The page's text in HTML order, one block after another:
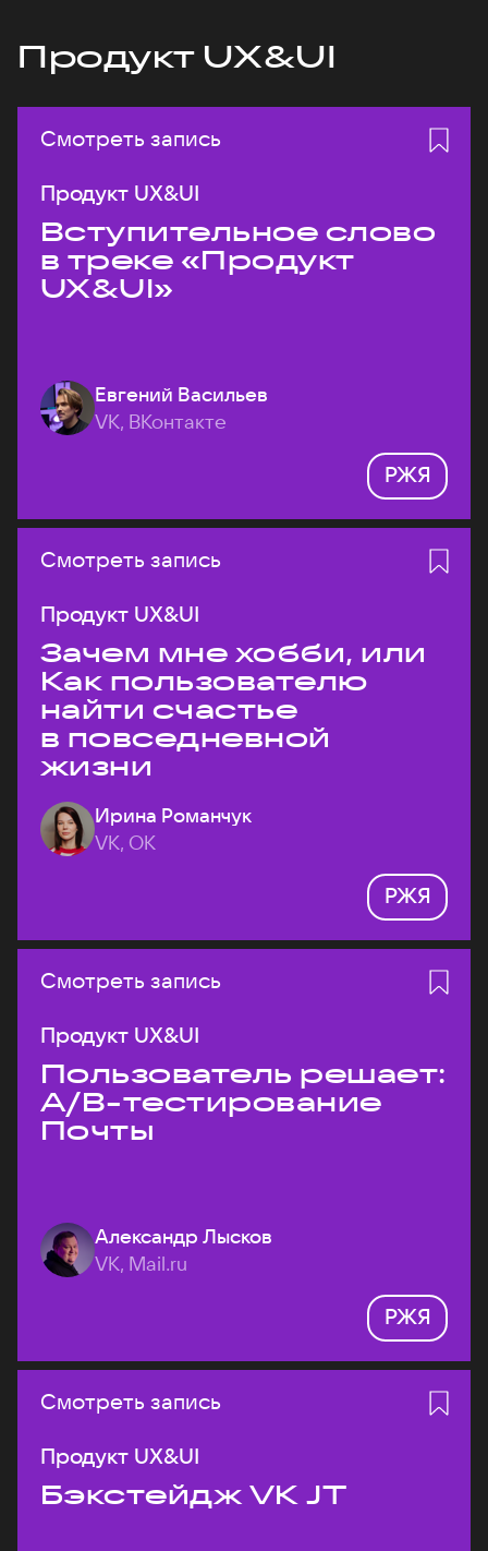
Продукт UX&UI
Смотреть запись
Продукт UX&UI
Вступительное слово
в треке «Продукт
UX&UI»
Евгений Васильев
VK, ВКонтакте
РЖЯ
Смотреть запись
Продукт UX&UI
Зачем мне хобби, или
Как пользователю
найти счастье
в повседневной
жизни
Ирина Романчук
VK, ОК
РЖЯ
Смотреть запись
Продукт UX&UI
Пользователь решает:
A/B-тестирование
Почты
Александр Лысков
VK, Mail.ru
РЖЯ
Смотреть запись
Продукт UX&UI
Бэкстейдж VK JT